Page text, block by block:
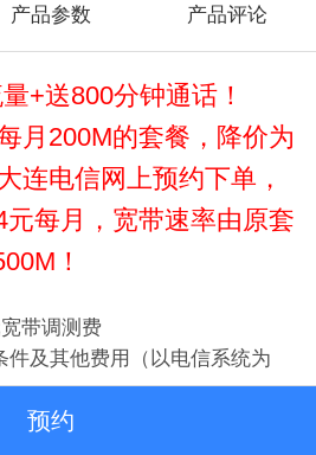
产品参数 产品评论
+送800分钟通话！
月200M的套餐，降价为
连电信网上预约下单，
每月，宽带速率由原套
！
带调测费
件及其他费用（以电信系统为
、天翼高清号必须合账消费，三
预约